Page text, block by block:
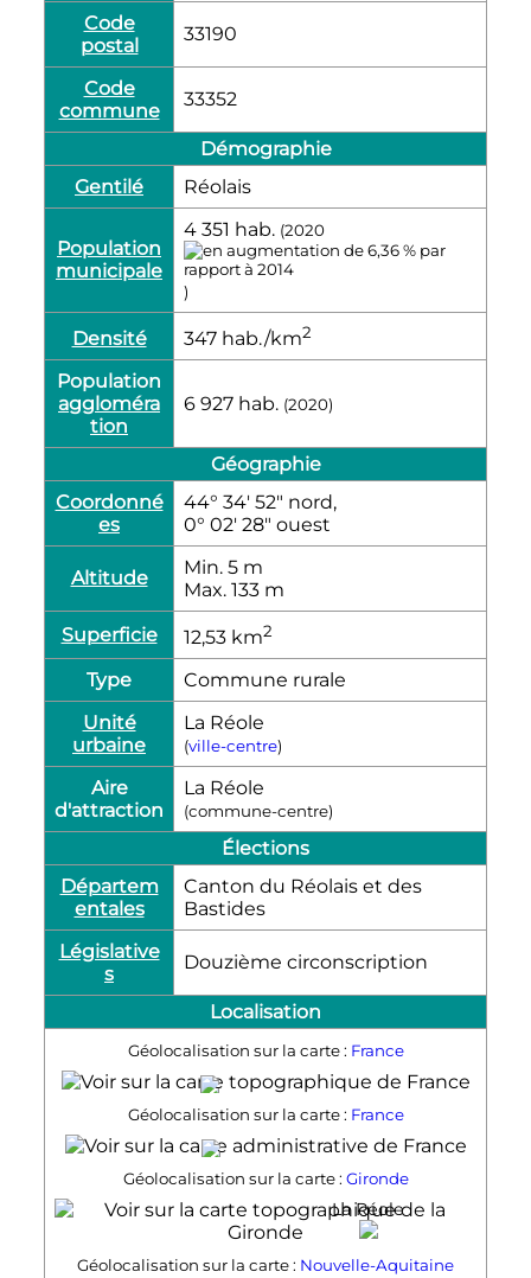
Code
postal
33190
Code
commune
33352
Démographie
Gentilé
Réolais
Population
municipale
4 351 hab. (2020
)
Densité 347 hab./km2
Population
aggloméra
tion
6 927 hab. (2020)
Géographie
Coordonné
es
44° 34′ 52″ nord,
0° 02′ 28″ ouest
Altitude Min. 5 m
Max. 133 m
Superficie
12,53 km2
Type
Commune rurale
Unité
urbaine
La Réole
(ville-centre)
Aire
d'attraction
La Réole
(commune-centre)
Élections
Départem
entales
Canton du Réolais et des
Bastides
Législative
s
Douzième circonscription
Localisation
Géolocalisation sur la carte : France
Géolocalisation sur la carte : France
Géolocalisation sur la carte : Gironde
La Réole
Géolocalisation sur la carte : Nouvelle-Aquitaine